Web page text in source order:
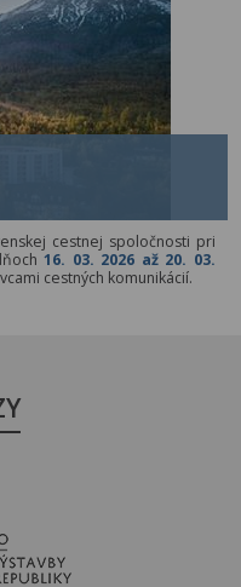
cestnej spoločnosti pri
16. 03. 2026 až 20. 03.
cestných komunikácií.